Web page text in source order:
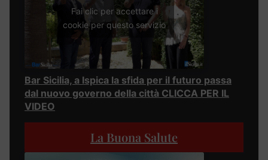
Fai clic per accettare i
cookie per questo servizio
Bar Sicilia, a Ispica la sfida per il futuro passa
dal nuovo governo della città CLICCA PER IL
VIDEO
La Buona Salute